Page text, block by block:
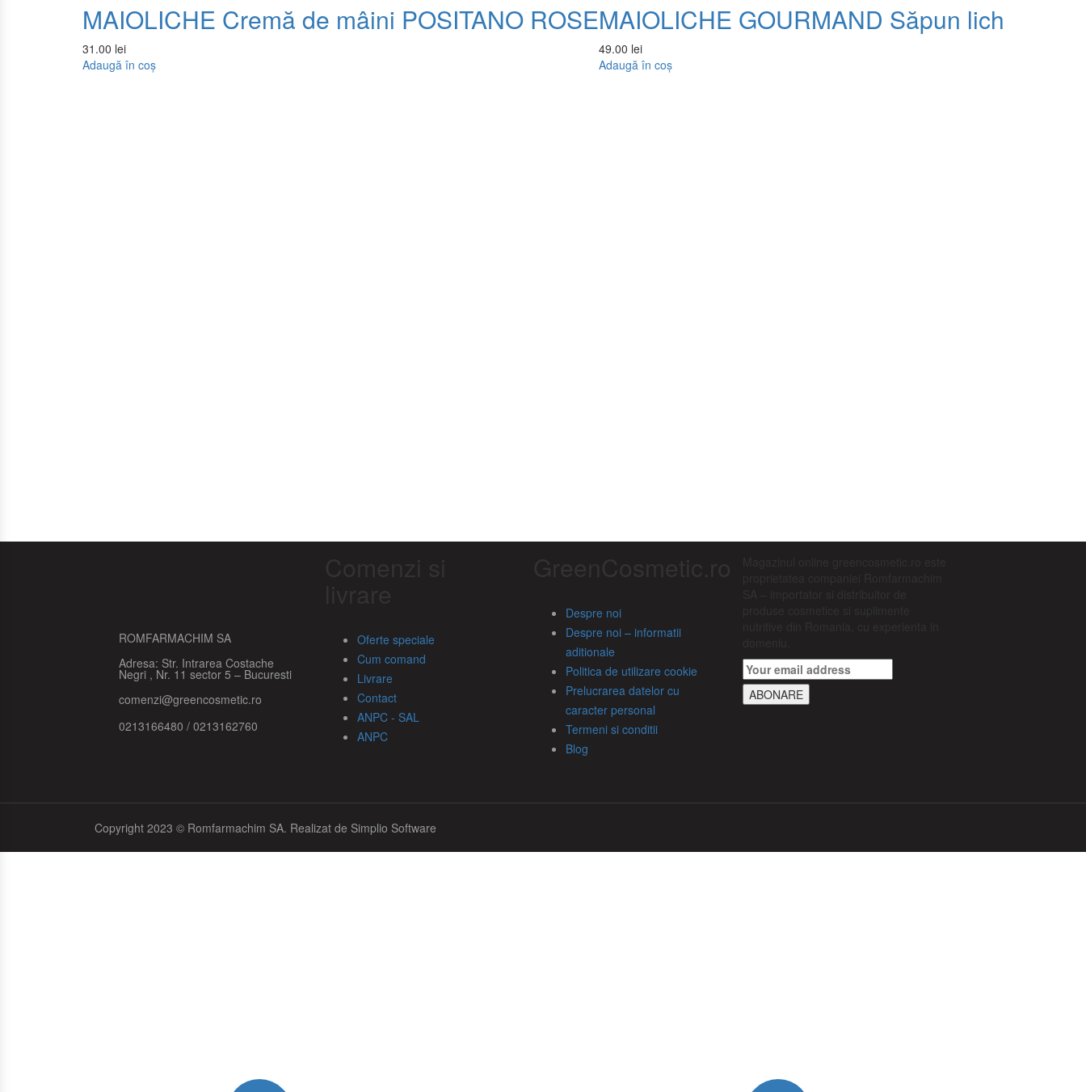
MAIOLICHE Cremă de mâini POSITANO ROSE
31.00 lei
Adaugă în coș
MAIOLICHE GOURMAND Săpun lichid
49.00 lei
Adaugă în coș
ROMFARMACHIM SA
Adresa: Str. Intrarea Costache
Negri , Nr. 11 sector 5 – Bucuresti
comenzi@greencosmetic.ro
0213166480 / 0213162760
Oferte speciale
Cum comand
Livrare
Contact
ANPC - SAL
ANPC
Despre noi
Despre noi – informatii
aditionale
Politica de utilizare cookie
Prelucrarea datelor cu
caracter personal
Termeni si conditii
Blog
ABONARE
Copyright 2023 © Romfarmachim SA. Realizat de Simplio Software